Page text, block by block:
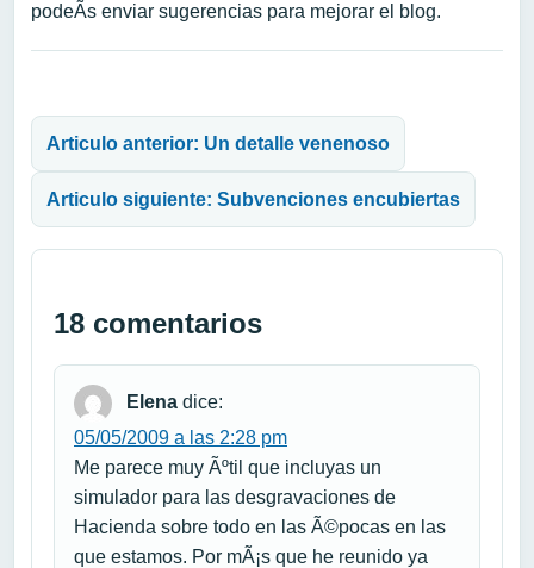
podeÃ­s enviar sugerencias para mejorar el blog.
Articulo anterior: Un detalle venenoso
Articulo siguiente: Subvenciones encubiertas
18 comentarios
Elena dice:
05/05/2009 a las 2:28 pm
Me parece muy Ãºtil que incluyas un
simulador para las desgravaciones de
Hacienda sobre todo en las Ã©pocas en las
que estamos. Por mÃ¡s que he reunido ya